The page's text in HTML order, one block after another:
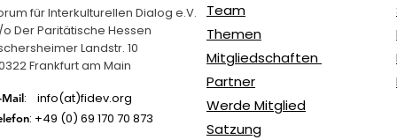
für Interkulturellen Dialog e.V.
Der Paritätische Hessen
Landstr. 10
Frankfurt am Main
Mail: info(at)fidev.org
: +49 (0) 69 170 70 873
Team
Themen
Mitgliedschaften
Partner
Werde Mitglied
Satzung